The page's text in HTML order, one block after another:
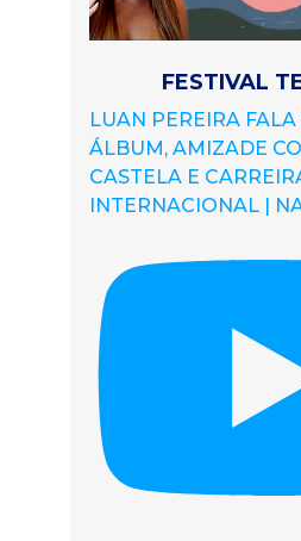
FESTIVAL
LUAN PEREIRA
ÁLBUM, AMIZADE
CASTELA E
INTERNACIONAL |